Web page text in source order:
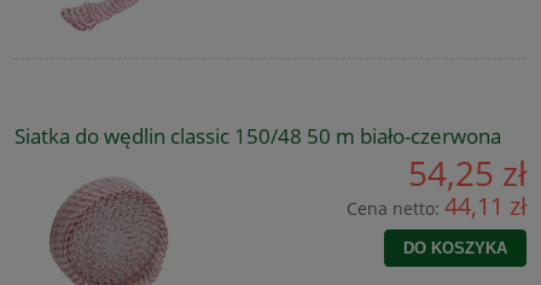
Siatka do wędlin classic 150/48 50 m biało-czerwona
54,25 zł
Cena netto: 44,11 zł
DO KOSZYKA